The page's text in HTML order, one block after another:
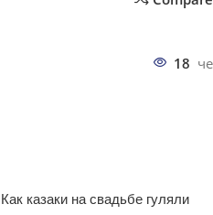
18
Как казаки на свадьбе гуляли